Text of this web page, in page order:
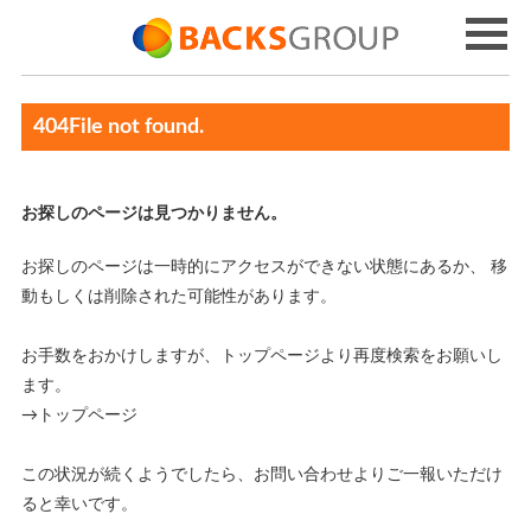
404File not found.
お探しのページは見つかりません。
お探しのページは一時的にアクセスができない状態にあるか、 移
動もしくは削除された可能性があります。
お手数をおかけしますが、トップページより再度検索をお願いし
ます。
→トップページ
この状況が続くようでしたら、お問い合わせよりご一報いただけ
ると幸いです。